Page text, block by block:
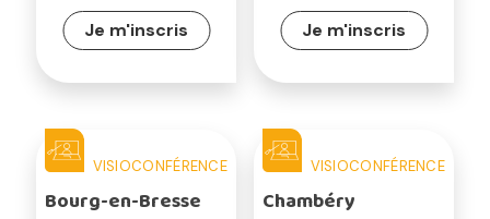
Je m'inscris Je m'inscris
VISIOCONFÉRENCE
Bourg-en-Bresse
VISIOCONFÉRENCE
Chambéry